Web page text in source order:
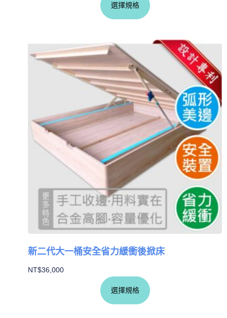
選擇規格
新二代大一桶安全省力緩衝後掀床
NT$36,000
選擇規格